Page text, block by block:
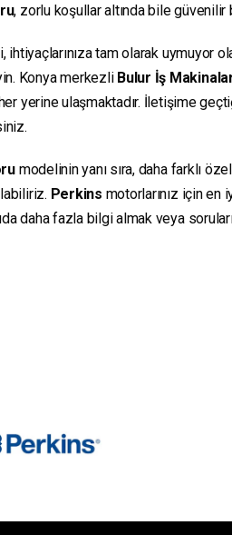
, zorlu koşullar altında bile güvenilir
tam olarak uymuyor
Konya merkezli Bulur İş
her yerine ulaşmaktadır. İletişime
modelinin yanı sıra, daha farklı
Perkins motorlarınız için en
daha fazla bilgi almak veya